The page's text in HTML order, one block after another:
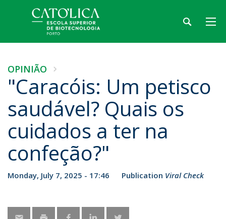
OPINIÃO
"Caracóis: Um petisco
saudável? Quais os
cuidados a ter na
confeção?"
Monday, July 7, 2025 - 17:46 Publication Viral Check